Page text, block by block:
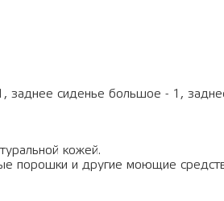
заднее сиденье большое - 1,
кожей.
порошки и другие моющие